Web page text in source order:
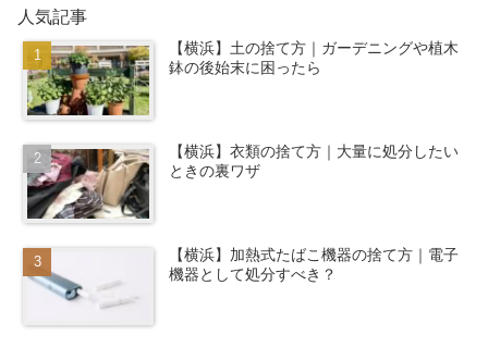
人気記事
【横浜】土の捨て方｜ガーデニングや植木
鉢の後始末に困ったら
【横浜】衣類の捨て方｜大量に処分したい
ときの裏ワザ
【横浜】加熱式たばこ機器の捨て方｜電子
機器として処分すべき？